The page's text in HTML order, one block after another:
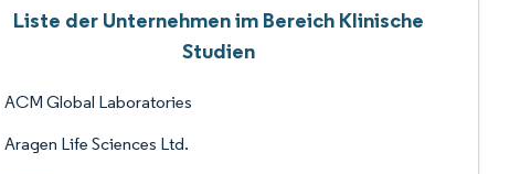
Liste der Unternehmen im Bereich Klinische
Studien
ACM Global Laboratories
Aragen Life Sciences Ltd.